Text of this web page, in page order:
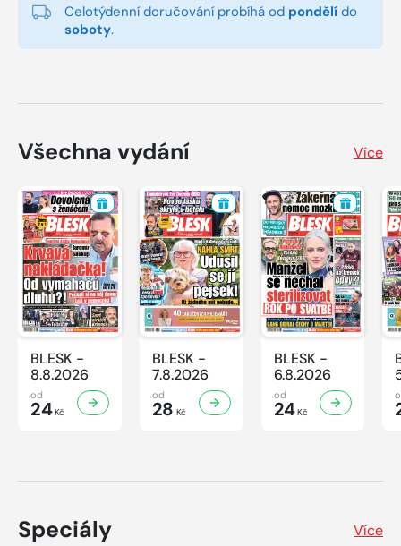
Celotýdenní doručování probíhá od pondělí do
soboty.
Všechna vydání Více
BLESK -
8.8.2026
od
24Kč
BLESK -
7.8.2026
od
28 Kč
BLESK -
6.8.2026
od
24Kč
Speciály Více